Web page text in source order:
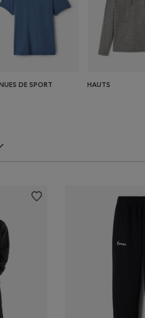
DE SPORT HAUTS